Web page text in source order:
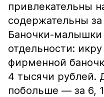
привлекательны
содержательны
Баночки-малышки
отдельности:
фирменной
4 тысячи рублей.
побольше — за 6,